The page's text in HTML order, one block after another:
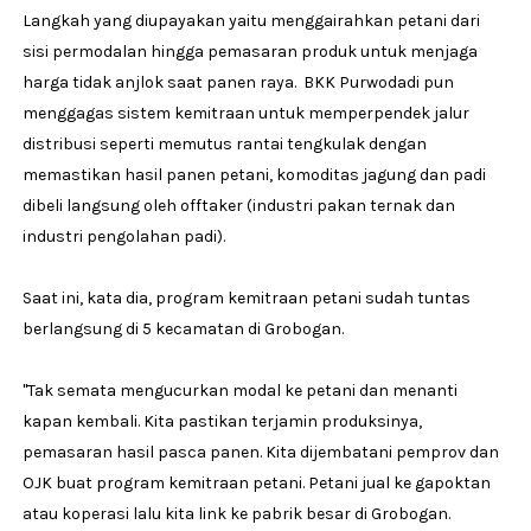
Langkah yang diupayakan yaitu menggairahkan petani dari
sisi permodalan hingga pemasaran produk untuk menjaga
harga tidak anjlok saat panen raya. BKK Purwodadi pun
menggagas sistem kemitraan untuk memperpendek jalur
distribusi seperti memutus rantai tengkulak dengan
memastikan hasil panen petani, komoditas jagung dan padi
dibeli langsung oleh offtaker (industri pakan ternak dan
industri pengolahan padi).
Saat ini, kata dia, program kemitraan petani sudah tuntas
berlangsung di 5 kecamatan di Grobogan.
"Tak semata mengucurkan modal ke petani dan menanti
kapan kembali. Kita pastikan terjamin produksinya,
pemasaran hasil pasca panen. Kita dijembatani pemprov dan
OJK buat program kemitraan petani. Petani jual ke gapoktan
atau koperasi lalu kita link ke pabrik besar di Grobogan.